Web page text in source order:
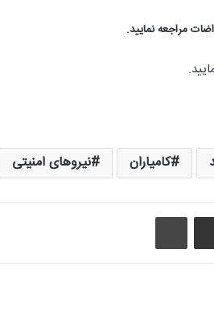
مراجعه نمایید.
کامیاران نیروهای امنیتی
اشتراک گذاری از طریق ایمیل